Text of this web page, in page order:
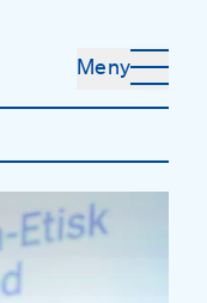
Meny